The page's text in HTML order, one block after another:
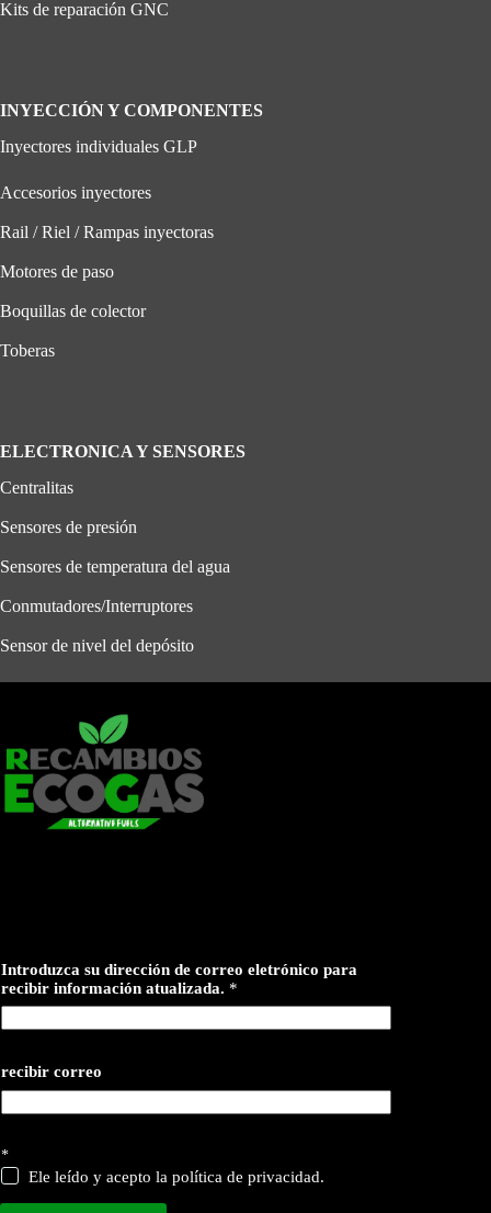
Kits de reparación GNC
INYECCIÓN Y COMPONENTES
Inyectores individuales GLP
Accesorios inyectores
Rail / Riel / Rampas inyectoras
Motores de paso
Boquillas de colector
Toberas
ELECTRONICA Y SENSORES
Centralitas
Sensores de presión
Sensores de temperatura del agua
Conmutadores/Interruptores
Sensor de nivel del depósito
Introduzca su dirección de correo eletrónico para
recibir información atualizada. *
recibir correo
*
Ele leído y acepto la política de privacidad.